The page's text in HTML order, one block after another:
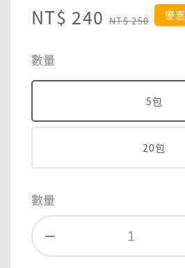
Sale
NT$ 240 Regular
NT$ 250 優惠
數量
5包
20包
數量